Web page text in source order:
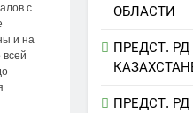
с
и на
ОБЛАСТИ
ПРЕДСТ. РД
ПРЕДСТ. РД